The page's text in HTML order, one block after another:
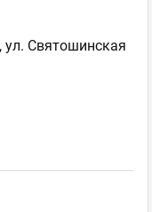
ул. Святошинская